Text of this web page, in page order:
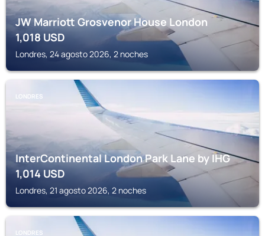
JW Marriott Grosvenor House London
1,018USD
Londres, 24 agosto 2026, 2 noches
LONDRES
InterContinental London Park Lane by IHG
1,014 USD
Londres, 21 agosto 2026, 2 noches
LONDRES